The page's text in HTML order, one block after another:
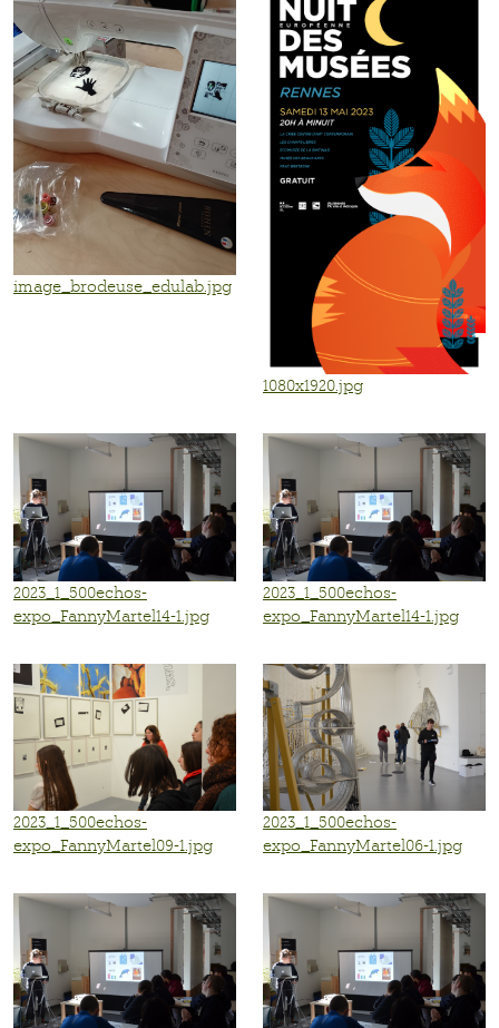
image_brodeuse_edulab.jpg
1080x1920.jpg
2023_1_500echos-
expo_FannyMartel14-1.jpg
2023_1_500echos-
expo_FannyMartel14-1.jpg
2023_1_500echos-
expo_FannyMartel09-1.jpg
2023_1_500echos-
expo_FannyMartel06-1.jpg